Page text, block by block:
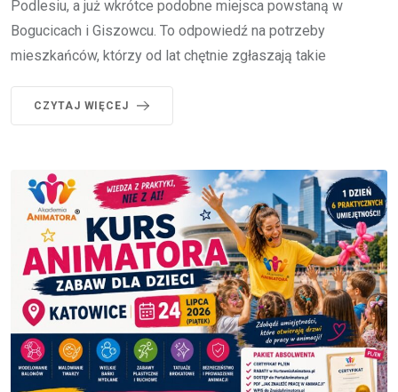
Podlesiu, a już wkrótce podobne miejsca powstaną w
Bogucicach i Giszowcu. To odpowiedź na potrzeby
mieszkańców, którzy od lat chętnie zgłaszają takie
CZYTAJ WIĘCEJ